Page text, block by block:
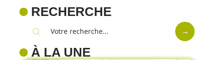
RECHERCHE
À LA UNE